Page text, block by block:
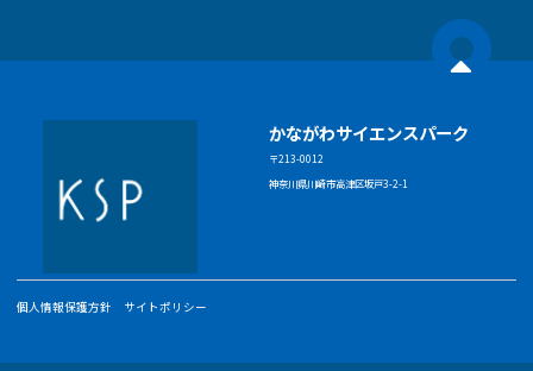
かながわサイエンスパーク
〒213-0012
神奈川県川崎市高津区坂戸3-2-1
個人情報保護方針 サイトポリシー